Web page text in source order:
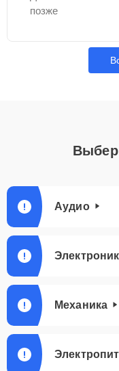
позже
Аудио
Механика